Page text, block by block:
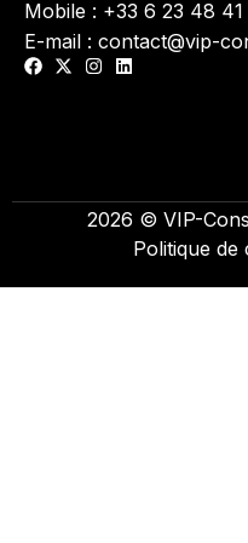
Mobile : +33 6 23 48 41
E-mail : contact@vip-
2026 © VIP-
Politique de